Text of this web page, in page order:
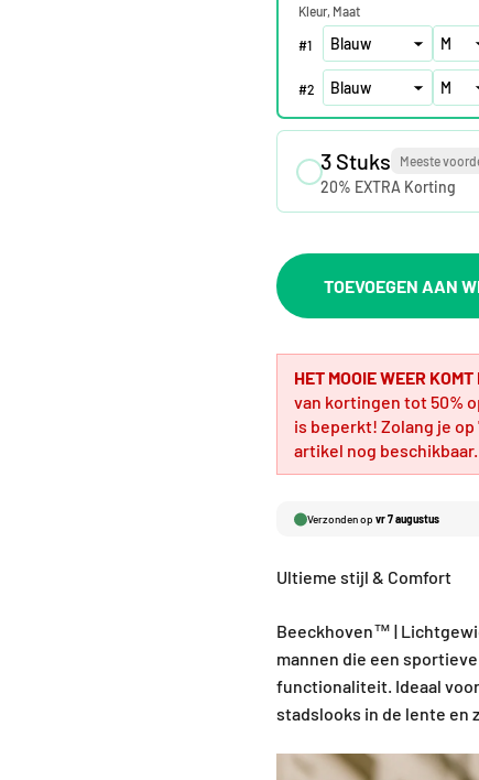
Kleur Maat
#1
#2
3 Stuks Meeste
20% EXTRA Korting
TOEVOEGEN AAN
HET MOOIE WEER
van kortingen tot 50% op al onze
is beperkt! Zolang je
artikel nog
Verzonden op vr 7 augustus
Ultieme stijl & Comfort
Beeckhoven™ |
mannen die een
functionaliteit. Ideaal
stadslooks in de lente en